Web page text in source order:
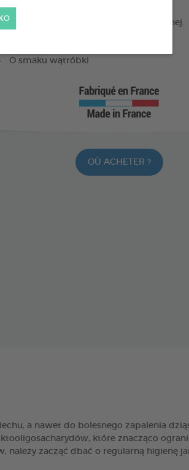
Ogranicza powstawanie płytki nazębnej.
O smaku wątróbki
OÙ ACHETER ?
a nawet do bolesnego zapalenia
które znacząco
zacząć dbać o regularną higienę